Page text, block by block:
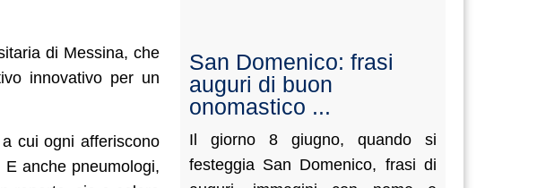
di Messina, che
innovativo per un
cui ogni afferiscono
anche pneumologi,
San Domenico: frasi
auguri di buon
onomastico ...
Il giorno 8 giugno, quando si
festeggia San Domenico, frasi di